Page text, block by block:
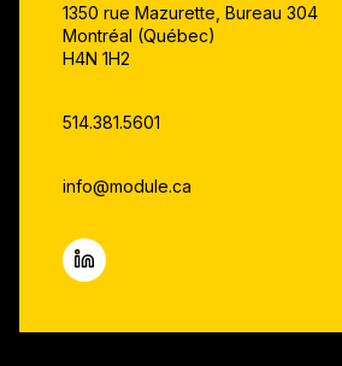
1350 rue Mazurette, Bureau 304
Montréal (Québec)
H4N 1H2
514.381.5601
info@module.ca